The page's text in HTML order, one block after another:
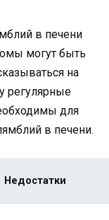
в печени
могут быть
на
регулярные
для
в печени.
Недостатки